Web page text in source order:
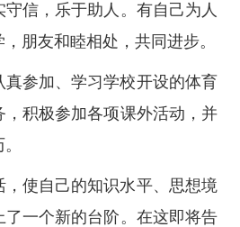
信，乐于助人。有自己为人
朋友和睦相处，共同进步。
真参加、学习学校开设的体育
积极参加各项课外活动，并
，使自己的知识水平、思想境
一个新的台阶。在这即将告